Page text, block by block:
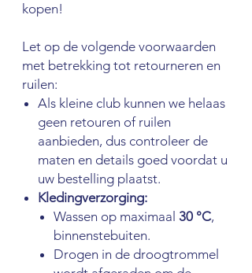
kopen!
Let op de volgende voorwaarden
met betrekking tot retourneren en
ruilen:
Als kleine club kunnen we helaas
geen retouren of ruilen
aanbieden, dus controleer de
maten en details goed voordat u
uw bestelling plaatst.
Kledingverzorging:
Wassen op maximaal 30 °C,
binnenstebuiten.
Drogen in de droogtrommel